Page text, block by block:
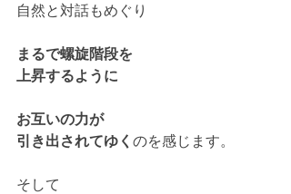
自然と対話もめぐり
まるで螺旋階段を
上昇するように
お互いの力が
引き出されてゆく のを感じます。
そして